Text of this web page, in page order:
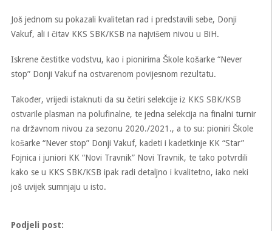
Još jednom su pokazali kvalitetan rad i predstavili sebe, Donji
Vakuf, ali i čitav KKS SBK/KSB na najvišem nivou u BiH.
Iskrene čestitke vodstvu, kao i pionirima Škole košarke “Never
stop” Donji Vakuf na ostvarenom povijesnom rezultatu.
Također, vrijedi istaknuti da su četiri selekcije iz KKS SBK/KSB
ostvarile plasman na polufinalne, te jedna selekcija na finalni turnir
na državnom nivou za sezonu 2020./2021., a to su: pioniri Škole
košarke “Never stop” Donji Vakuf, kadeti i kadetkinje KK “Star”
Fojnica i juniori KK “Novi Travnik” Novi Travnik, te tako potvrdili
kako se u KKS SBK/KSB ipak radi detaljno i kvalitetno, iako neki
još uvijek sumnjaju u isto.
Podjeli post: